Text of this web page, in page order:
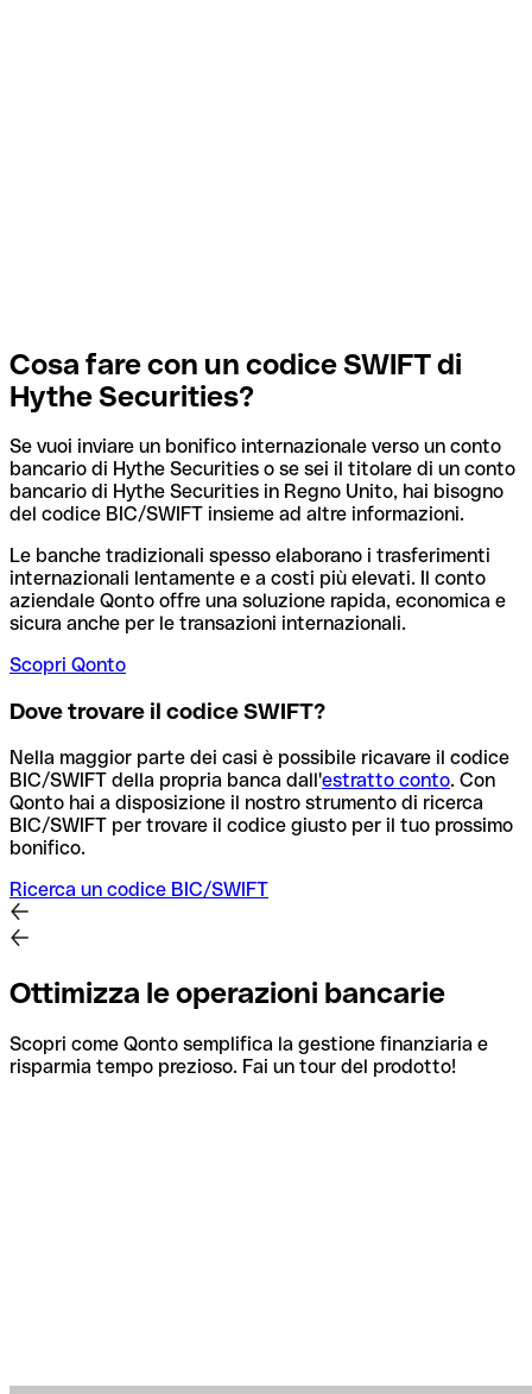
Cosa fare con un codice SWIFT di
Hythe Securities?
Se vuoi inviare un bonifico internazionale verso un conto
bancario di Hythe Securities o se sei il titolare di un conto
bancario di Hythe Securities in Regno Unito, hai bisogno
del codice BIC/SWIFT insieme ad altre informazioni.
Le banche tradizionali spesso elaborano i trasferimenti
internazionali lentamente e a costi più elevati. Il conto
aziendale Qonto offre una soluzione rapida, economica e
sicura anche per le transazioni internazionali.
Scopri Qonto
Dove trovare il codice SWIFT?
Nella maggior parte dei casi è possibile ricavare il codice
BIC/SWIFT della propria banca dall'estratto conto. Con
Qonto hai a disposizione il nostro strumento di ricerca
BIC/SWIFT per trovare il codice giusto per il tuo prossimo
bonifico.
Ricerca un codice BIC/SWIFT
Ottimizza le operazioni bancarie
Scopri come Qonto semplifica la gestione finanziaria e
risparmia tempo prezioso. Fai un tour del prodotto!